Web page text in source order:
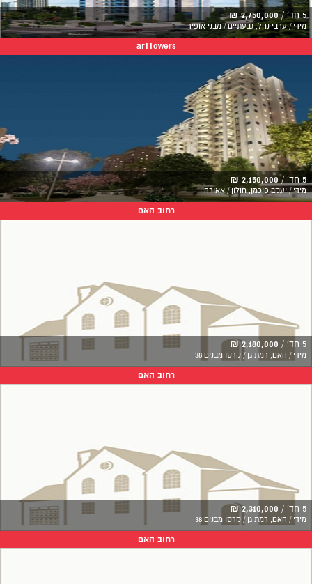
5 חד' / 2,750,000 ₪
מידי / ערבי נחל, גבעתיים / מבני אופיר
arTTowers
5 חד' / 2,150,000 ₪
מידי / יעקב פיכמן, חולון / אאורה
רחוב האם
5 חד' / 2,180,000 ₪
מידי / האם, רמת גן / קרסו מבנים 38
רחוב האם
5 חד' / 2,310,000 ₪
מידי / האם, רמת גן / קרסו מבנים 38
רחוב האם